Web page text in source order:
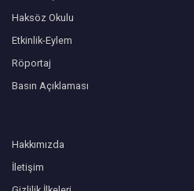
Haksöz Okulu
Etkinlik-Eylem
Röportaj
Basın Açıklaması
Hakkımızda
İletişim